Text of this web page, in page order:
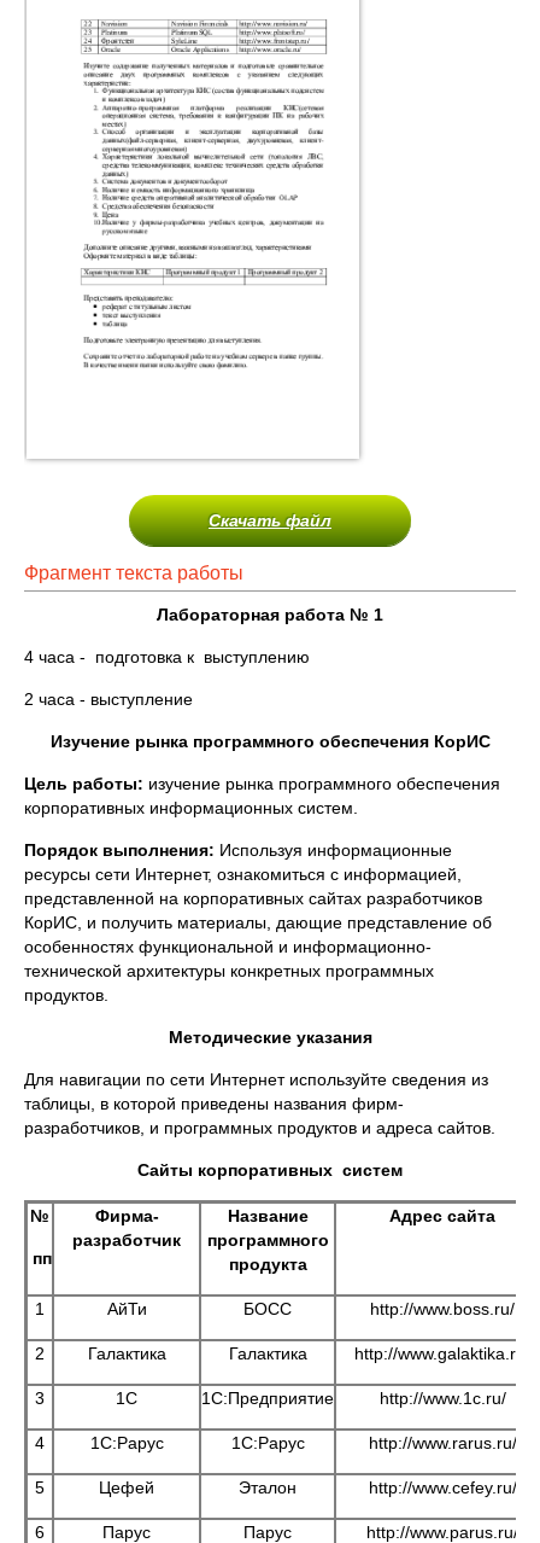
Скачать файл
Фрагмент текста работы
Лабораторная работа № 1
4 часа - подготовка к выступлению
2 часа - выступление
Изучение рынка программного обеспечения КорИС
Цель работы: изучение рынка программного обеспечения
корпоративных информационных систем.
Порядок выполнения: Используя информационные
ресурсы сети Интернет, ознакомиться с информацией,
представленной на корпоративных сайтах разработчиков
КорИС, и получить материалы, дающие представление об
особенностях функциональной и информационно-
технической архитектуры конкретных программных
продуктов.
Методические указания
Для навигации по сети Интернет используйте сведения из
таблицы, в которой приведены названия фирм-
разработчиков, и программных продуктов и адреса сайтов.
Сайты корпоративных систем
№
пп
Фирма-
разработчик
Название
программного
продукта
Адрес сайта
1 АйТи БОСС http://www.boss.ru/
2 Галактика Галактика http://www.galaktika.ru/
3 1С 1С:Предприятие http://www.1c.ru/
4 1С:Рарус 1С:Рарус http://www.rarus.ru/
5 Цефей Эталон http://www.сefey.ru/
6 Парус Парус http://www.parus.ru/